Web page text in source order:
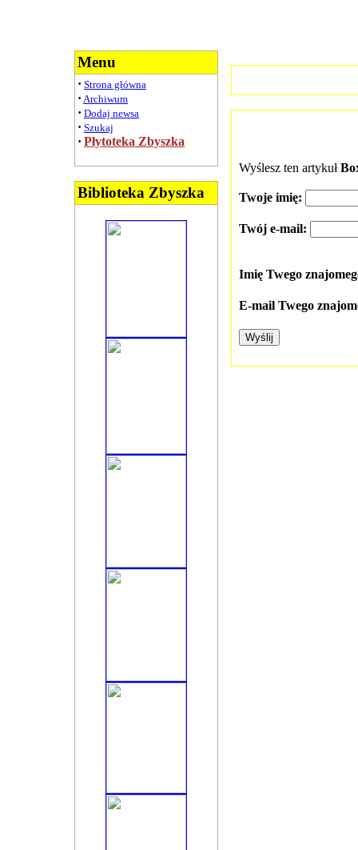
Menu
· Strona główna
· Archiwum
· Dodaj newsa
· Szukaj
· Płytoteka Zbyszka
Biblioteka Zbyszka
Wyślesz ten artykuł
Twoje imię:
Twój e-mail:
Imię Twego
E-mail Twego